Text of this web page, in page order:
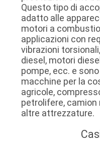
NOTIZIE
RICHIEDA
UNA
CITAZIONE
OFFICIAL
Questo tipo di
adatto alle
motori a
applicazioni con
vibrazioni
diesel, motori
pompe, ecc. e
macchine per la
agricole,
petrolifere, camion
altre attrezzature.